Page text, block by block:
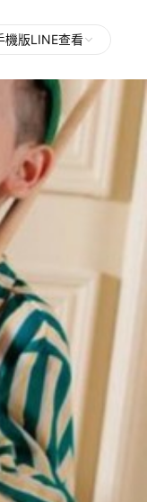
機版LINE查看